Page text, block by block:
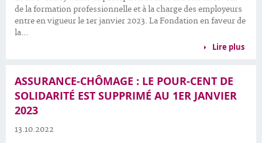
de la formation professionnelle et à la charge des employeurs
entre en vigueur le 1er janvier 2023. La Fondation en faveur de
la...
Lire plus
ASSURANCE-CHÔMAGE : LE POUR-CENT DE
SOLIDARITÉ EST SUPPRIMÉ AU 1ER JANVIER
2023
13.10.2022